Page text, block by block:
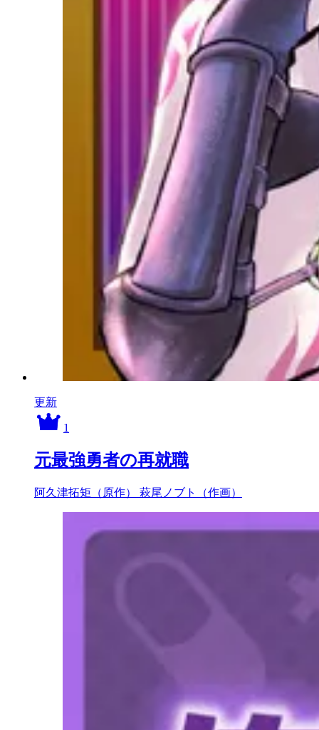
更新
1
元最強勇者の再就職
阿久津拓矩（原作） 萩尾ノブト（作画）